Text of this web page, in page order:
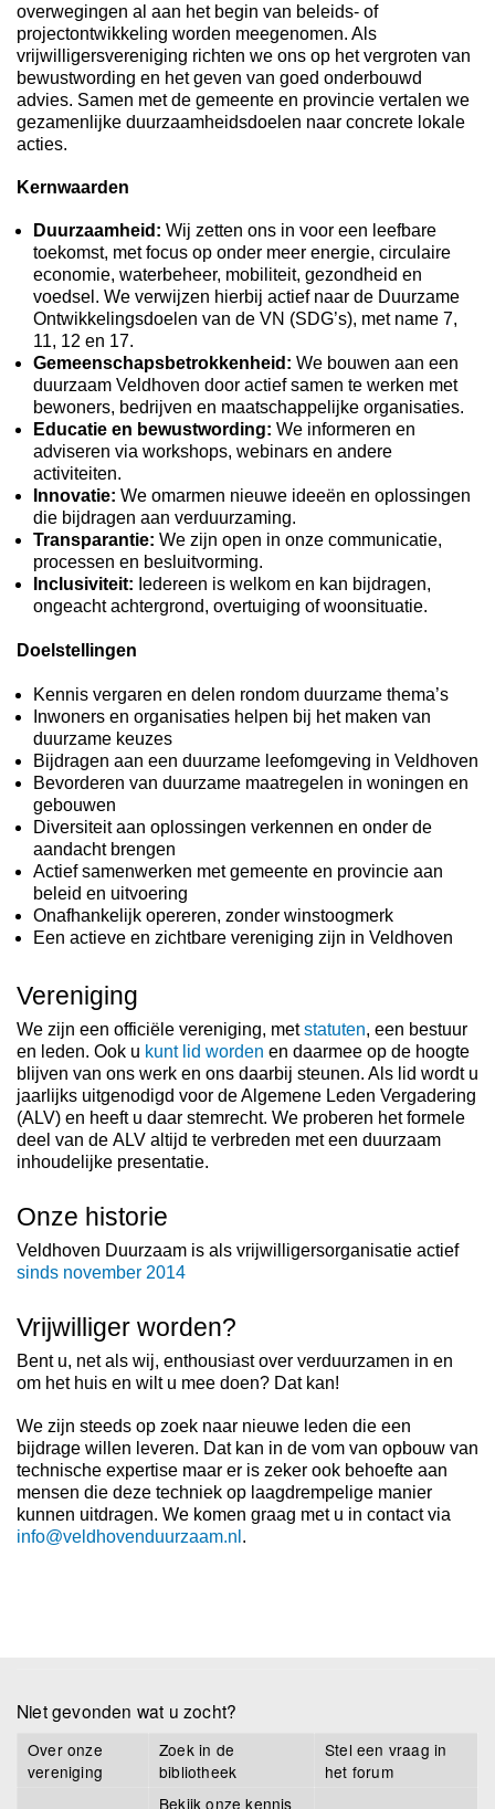
overwegingen al aan het begin van beleids- of
projectontwikkeling worden meegenomen. Als
vrijwilligersvereniging richten we ons op het vergroten van
bewustwording en het geven van goed onderbouwd
advies. Samen met de gemeente en provincie vertalen we
gezamenlijke duurzaamheidsdoelen naar concrete lokale
acties.
Kernwaarden
Duurzaamheid: Wij zetten ons in voor een leefbare
toekomst, met focus op onder meer energie, circulaire
economie, waterbeheer, mobiliteit, gezondheid en
voedsel. We verwijzen hierbij actief naar de Duurzame
Ontwikkelingsdoelen van de VN (SDG’s), met name 7,
11, 12 en 17.
Gemeenschapsbetrokkenheid: We bouwen aan een
duurzaam Veldhoven door actief samen te werken met
bewoners, bedrijven en maatschappelijke organisaties.
Educatie en bewustwording: We informeren en
adviseren via workshops, webinars en andere
activiteiten.
Innovatie: We omarmen nieuwe ideeën en oplossingen
die bijdragen aan verduurzaming.
Transparantie: We zijn open in onze communicatie,
processen en besluitvorming.
Inclusiviteit: Iedereen is welkom en kan bijdragen,
ongeacht achtergrond, overtuiging of woonsituatie.
Doelstellingen
Kennis vergaren en delen rondom duurzame thema’s
Inwoners en organisaties helpen bij het maken van
duurzame keuzes
Bijdragen aan een duurzame leefomgeving in Veldhoven
Bevorderen van duurzame maatregelen in woningen en
gebouwen
Diversiteit aan oplossingen verkennen en onder de
aandacht brengen
Actief samenwerken met gemeente en provincie aan
beleid en uitvoering
Onafhankelijk opereren, zonder winstoogmerk
Een actieve en zichtbare vereniging zijn in Veldhoven
Vereniging
We zijn een officiële vereniging, metstatuten, een bestuur
en leden. Ook u kunt lid worden en daarmee op de hoogte
blijven van ons werk en ons daarbij steunen. Als lid wordt u
jaarlijks uitgenodigd voor de Algemene Leden Vergadering
(ALV) en heeft u daar stemrecht. We proberen het formele
deel van de ALV altijd te verbreden met een duurzaam
inhoudelijke presentatie.
Onze historie
Veldhoven Duurzaam is als vrijwilligersorganisatie actief
sinds november 2014
Vrijwilliger worden?
Bent u, net als wij, enthousiast over verduurzamen in en
om het huis en wilt u mee doen? Dat kan!
We zijn steeds op zoek naar nieuwe leden die een
bijdrage willen leveren. Dat kan in de vom van opbouw van
technische expertise maar er is zeker ook behoefte aan
mensen die deze techniek op laagdrempelige manier
kunnen uitdragen. We komen graag met u in contact via
info@veldhovenduurzaam.nl .
Niet gevonden wat u zocht?
Over onze
vereniging
Zoek in de
bibliotheek
Stel een vraag in
het forum
Bekijk onze kennis